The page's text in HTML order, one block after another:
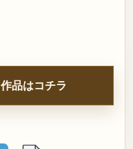
品はコチラ